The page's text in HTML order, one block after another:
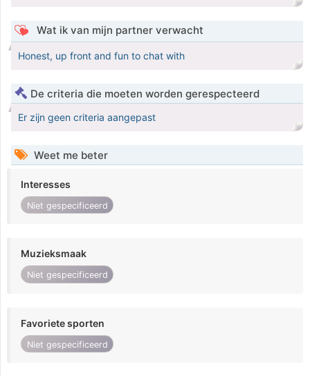
Wat ik van mijn partner verwacht
Honest, up front and fun to chat with
De criteria die moeten worden gerespecteerd
Er zijn geen criteria aangepast
Weet me beter
Interesses
Niet gespecificeerd
Muzieksmaak
Niet gespecificeerd
Favoriete sporten
Niet gespecificeerd